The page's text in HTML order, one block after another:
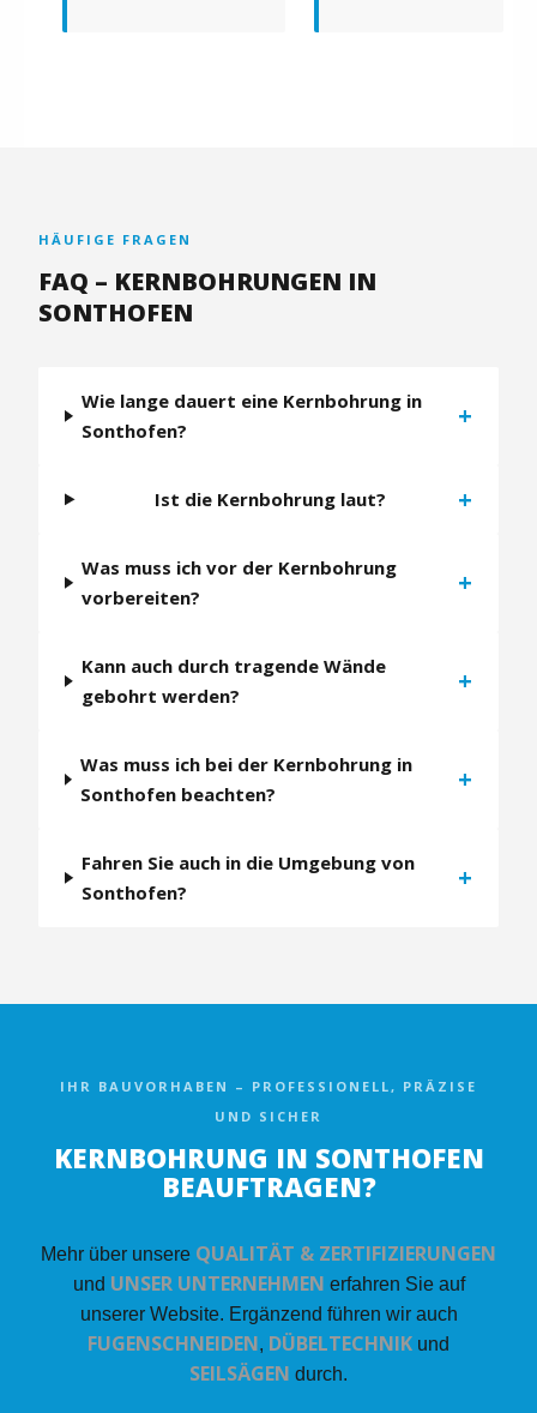
HÄUFIGE FRAGEN
FAQ – KERNBOHRUNGEN IN
SONTHOFEN
Wie lange dauert eine Kernbohrung in
Sonthofen?
+
Ist die Kernbohrung laut? +
Was muss ich vor der Kernbohrung
vorbereiten?
+
Kann auch durch tragende Wände
gebohrt werden?
+
Was muss ich bei der Kernbohrung in
Sonthofen beachten?
+
Fahren Sie auch in die Umgebung von
Sonthofen?
+
IHR BAUVORHABEN – PROFESSIONELL, PRÄZISE
UND SICHER
KERNBOHRUNG IN SONTHOFEN
BEAUFTRAGEN?
Mehr über unsere QUALITÄT & ZERTIFIZIERUNGEN
und UNSER UNTERNEHMEN erfahren Sie auf
unserer Website. Ergänzend führen wir auch
FUGENSCHNEIDEN, DÜBELTECHNIK und
SEILSÄGEN durch.